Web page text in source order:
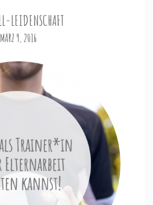
LEIDENSCHAFT
MÄRZ 9, 2016